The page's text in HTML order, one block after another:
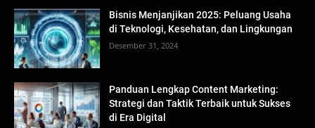
Bisnis Menjanjikan 2025: Peluang Usaha
di Teknologi, Kesehatan, dan Lingkungan
Desember 31, 2024
Panduan Lengkap Content Marketing:
Strategi dan Taktik Terbaik untuk Sukses
di Era Digital